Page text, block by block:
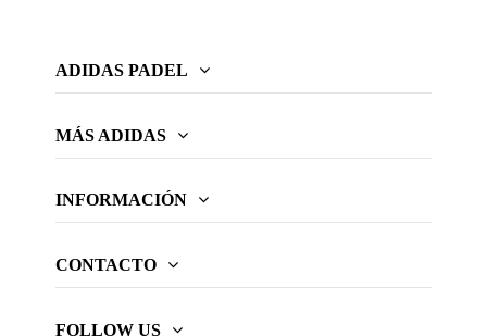
ADIDAS PADEL
MÁS ADIDAS
INFORMACIÓN
CONTACTO
FOLLOW US